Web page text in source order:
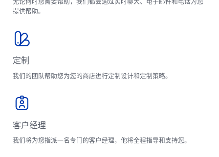
提供帮助。
定制
我们的团队帮助您为您的商店进行定制设计和定制策略。
客户经理
我们将为您指派一名专门的客户经理，他将全程指导和支持您。